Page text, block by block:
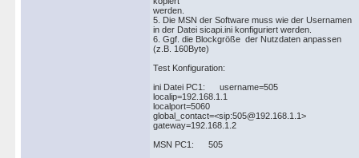
werden.
5. Die MSN der Software muss wie der Usernamen
in der Datei sicapi.ini konfiguriert werden.
6. Ggf. die Blockgröße der Nutzdaten anpassen
(z.B. 160Byte)
Test Konfiguration:
ini Datei PC1: username=505
localip=192.168.1.1
localport=5060
global_contact=<sip:505@192.168.1.1>
gateway=192.168.1.2
MSN PC1: 505